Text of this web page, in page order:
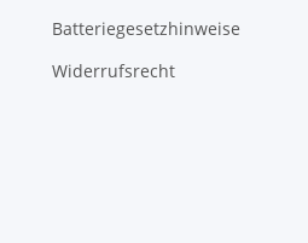
Batteriegesetzhinweise
Widerrufsrecht